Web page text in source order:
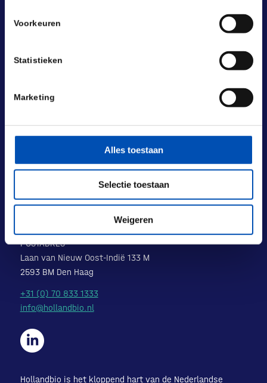
Voorkeuren
Statistieken
Marketing
Alles toestaan
Selectie toestaan
Weigeren
Laan van Nieuw Oost-Indië 131-133
POSTADRES
Laan van Nieuw Oost-Indië 133 M
2593 BM Den Haag
+31 (0) 70 833 1333
info@hollandbio.nl
Hollandbio is het kloppend hart van de Nederlandse